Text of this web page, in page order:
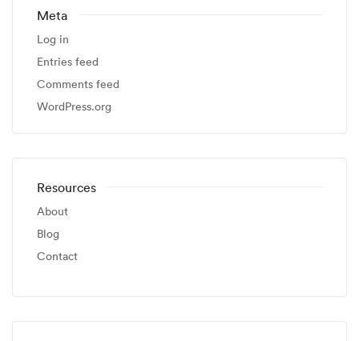
Meta
Log in
Entries feed
Comments feed
WordPress.org
Resources
About
Blog
Contact